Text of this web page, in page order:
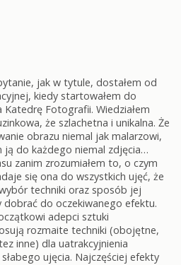
jak w tytule, dostałem od
kiedy startowałem do
Katedrę Fotografii. Wiedziałem
że szlachetna i unikalna. Że
obrazu niemal jak malarzowi,
ją do każdego niemal zdjęcia…
zanim zrozumiałem to, o czym
się ona do wszystkich ujęć, że
techniki oraz sposób jej
dobrać do oczekiwanego efektu.
adepci sztuki
rozmaite techniki (obojętne,
inne) dla uatrakcyjnienia
ujęcia. Najczęściej efekty